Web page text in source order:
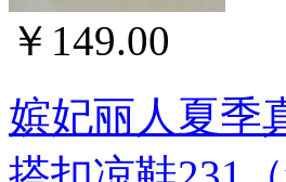
￥149.00
嫔妃丽人夏季